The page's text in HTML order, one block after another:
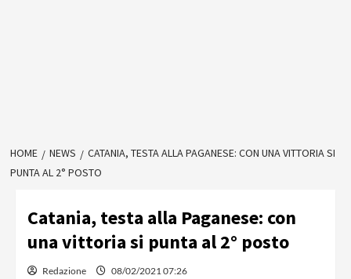
HOME NEWS
CATANIA, TESTA ALLA PAGANESE: CON UNA VITTORIA SI
PUNTA AL 2° POSTO
Catania, testa alla Paganese: con
una vittoria si punta al 2° posto
Redazione 08/02/2021 07:26